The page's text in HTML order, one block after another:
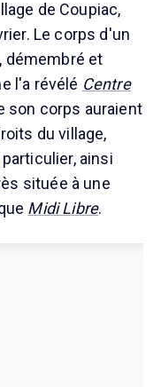
de Coupiac,
Le corps d'un
démembré et
l'a révélé Centre
son corps auraient
du village,
ainsi
située à une
Midi Libre.